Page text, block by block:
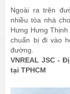
Ngoài ra trên
nhiều tòa nhà
Hưng Hưng
chuẩn bị đi vào
đường.
VNREAL JSC -
tại TPHCM